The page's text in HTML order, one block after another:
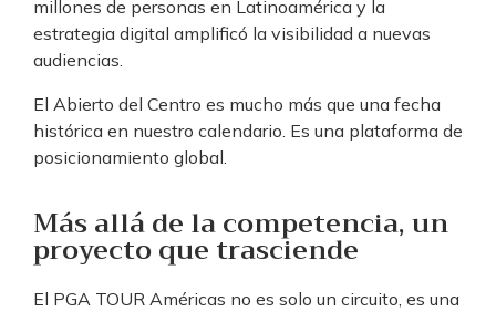
millones de personas en Latinoamérica y la
estrategia digital amplificó la visibilidad a nuevas
audiencias.
El Abierto del Centro es mucho más que una fecha
histórica en nuestro calendario. Es una plataforma de
posicionamiento global.
Más allá de la competencia, un
proyecto que trasciende
El PGA TOUR Américas no es solo un circuito, es una